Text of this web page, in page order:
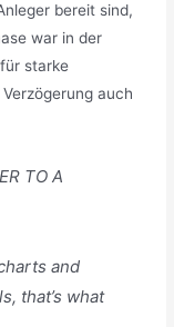
bereit sind,
war in der
starke
auch
TO A
and
that’s what